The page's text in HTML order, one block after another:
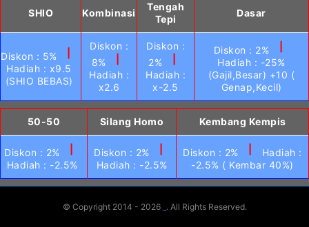
SHIO Kombinasi
Tengah
Tepi
Dasar
Diskon : 5%
Hadiah : x9.5
(SHIO BEBAS)
Diskon :
8%
Hadiah :
x2.6
Diskon :
2%
Hadiah :
x-2.5
Diskon : 2%
Hadiah : -25%
(Gajil,Besar) +10 (
Genap,Kecil)
50-50 Silang Homo Kembang Kempis
Diskon : 2%
Hadiah : -2.5%
Diskon : 2%
Hadiah : -2.5%
Diskon : 2%
Hadiah :
-2.5% ( Kembar 40%)
© Copyright 2014 - 2026 . All Rights Reserved.